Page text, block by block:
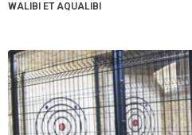
WALIBI ET AQUALIBI